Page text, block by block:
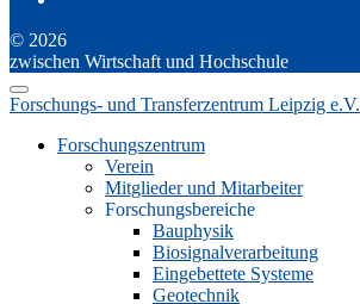
© 2026
zwischen Wirtschaft und Hochschule
Forschungs- und Transferzentrum Leipzig e.V.
Forschungszentrum
Verein
Mitglieder und Mitarbeiter
Forschungsbereiche
Bauphysik
Biosignalverarbeitung
Eingebettete Systeme
Geotechnik